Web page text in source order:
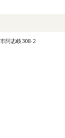
阿志岐308-2